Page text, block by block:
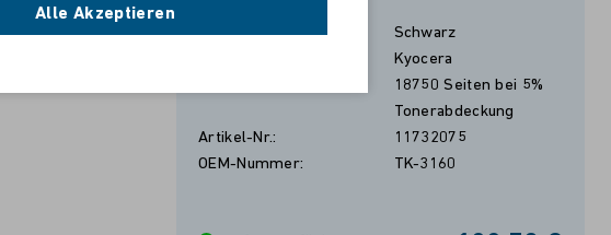
P3150/
Farbe:
Schwarz
Kyocera
18750 Seiten bei 5%
Tonerabdeckung
Artikel-Nr.:
11732075
OEM-Nummer:
TK-3160
Alle Akzeptieren